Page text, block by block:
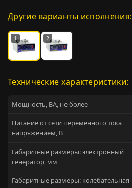
Другие варианты исполнения:
1 2
Технические характеристики:
Мощность, ВА, не более
Питание от сети переменного тока
напряжением, В
Габаритные размеры: электронный
генератор, мм
Габаритные размеры: колебательная